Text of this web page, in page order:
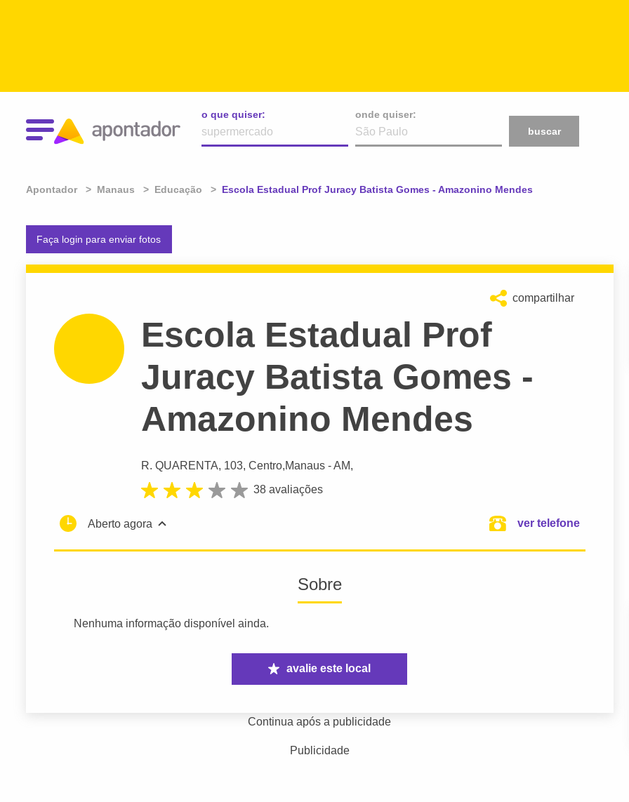
o que quiser:
onde quiser:
buscar
Apontador Manaus Educação Atual:
Escola Estadual Prof Juracy Batista Gomes - Amazonino Mendes
Faça login para enviar fotos
compartilhar
Escola Estadual Prof
Juracy Batista Gomes -
Amazonino Mendes
R. QUARENTA, 103, Centro,Manaus - AM,
38 avaliações
Aberto agora ver telefone
Sobre
Nenhuma informação disponível ainda.
avalie este local
Continua após a publicidade
Publicidade